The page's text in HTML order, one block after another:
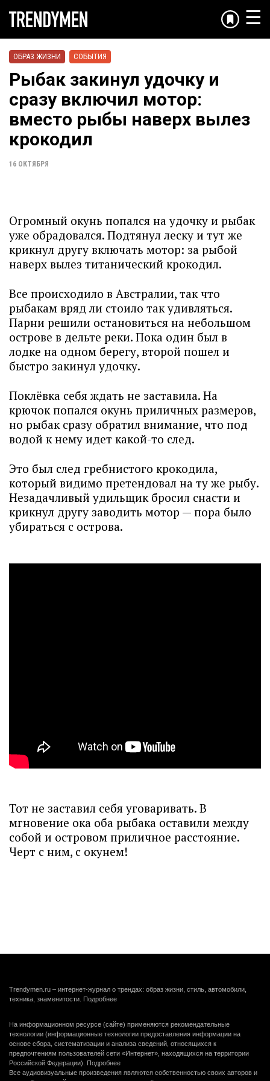
☰
ОБРАЗ ЖИЗНИ СОБЫТИЯ
Рыбак закинул удочку и
сразу включил мотор:
вместо рыбы наверх вылез
крокодил
16 ОКТЯБРЯ
Огромный окунь попался на удочку и рыбак
уже обрадовался. Подтянул леску и тут же
крикнул другу включать мотор: за рыбой
наверх вылез титанический крокодил.
Все происходило в Австралии, так что
рыбакам вряд ли стоило так удивляться.
Парни решили остановиться на небольшом
острове в дельте реки. Пока один был в
лодке на одном берегу, второй пошел и
быстро закинул удочку.
Поклёвка себя ждать не заставила. На
крючок попался окунь приличных размеров,
но рыбак сразу обратил внимание, что под
водой к нему идет какой-то след.
Это был след гребнистого крокодила,
который видимо претендовал на ту же рыбу.
Незадачливый удильщик бросил снасти и
крикнул другу заводить мотор — пора было
убираться с острова.
Тот не заставил себя уговаривать. В
мгновение ока оба рыбака оставили между
собой и островом приличное расстояние.
Черт с ним, с окунем!
Trendymen.ru – интернет-журнал о трендах: образ жизни, стиль, автомобили,
техника, знаменитости. Подробнее
На информационном ресурсе (сайте) применяются рекомендательные
технологии (информационные технологии предоставления информации на
основе сбора, систематизации и анализа сведений, относящихся к
предпочтениям пользователей сети «Интернет», находящихся на территории
Российской Федерации). Подробнее
Все аудиовизуальные произведения являются собственностью своих авторов и